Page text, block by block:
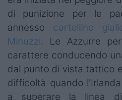
Super Rugby
Rugby in TV
Mercato
Serie A Elite
di punizione per le
annesso cartellino
Minuzzi. Le Azzurre
carattere conducendo
dal punto di vista tattico
difficoltà quando
a superare la linea